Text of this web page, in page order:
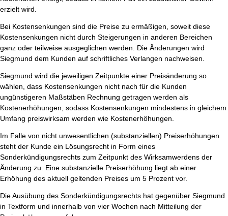
erzielt wird.
Bei Kostensenkungen sind die Preise zu ermäßigen, soweit diese
Kostensenkungen nicht durch Steigerungen in anderen Bereichen
ganz oder teilweise ausgeglichen werden. Die Änderungen wird
Siegmund dem Kunden auf schriftliches Verlangen nachweisen.
Siegmund wird die jeweiligen Zeitpunkte einer Preisänderung so
wählen, dass Kostensenkungen nicht nach für die Kunden
ungünstigeren Maßstäben Rechnung getragen werden als
Kostenerhöhungen, sodass Kostensenkungen mindestens in gleichem
Umfang preiswirksam werden wie Kostenerhöhungen.
Im Falle von nicht unwesentlichen (substanziellen) Preiserhöhungen
steht der Kunde ein Lösungsrecht in Form eines
Sonderkündigungsrechts zum Zeitpunkt des Wirksamwerdens der
Änderung zu. Eine substanzielle Preiserhöhung liegt ab einer
Erhöhung des aktuell geltenden Preises um 5 Prozent vor.
Die Ausübung des Sonderkündigungsrechts hat gegenüber Siegmund
in Textform und innerhalb von vier Wochen nach Mitteilung der